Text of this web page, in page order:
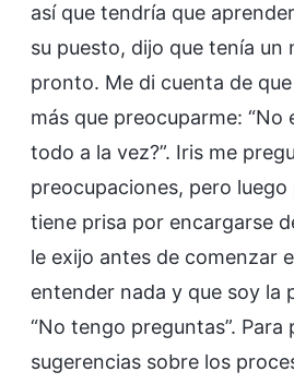
así que tendría que
su puesto, dijo que tenía
pronto. Me di cuenta de
más que preocuparme:
todo a la vez?”. Iris me
preocupaciones, pero
tiene prisa por encargarse
le exijo antes de comenzar
entender nada y que soy la
“No tengo preguntas”.
sugerencias sobre los